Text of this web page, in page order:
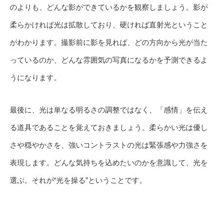
のよりも、どんな影ができているかを観察しましょう。影が
柔らかければ光は拡散しており、硬ければ直射光ということ
がわかります。撮影前に影を見れば、どの方向から光が当た
っているのか、どんな雰囲気の写真になるかを予測できるよ
うになります。
最後に、光は単なる明るさの調整ではなく、「感情」を伝え
る道具であることを覚えておきましょう。柔らかい光は優し
さや穏やかさを、強いコントラストの光は緊張感や力強さを
表現します。どんな気持ちを込めたいのかを意識して、光を
選ぶ。それが“光を操る”ということです。